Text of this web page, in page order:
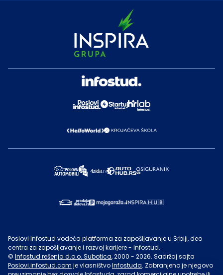
Poslovi Infostud vodeća platforma za zapošljavanje u Srbiji, deo
centra za zapošljavanje i razvoj karijere - Infostud.
© Infostud rešenja d.o.o. Subotica, 2000 - 2026. Sadržaj sajta
Poslovi.infostud.com je vlasništvoInfostuda. Zabranjeno je njegovo